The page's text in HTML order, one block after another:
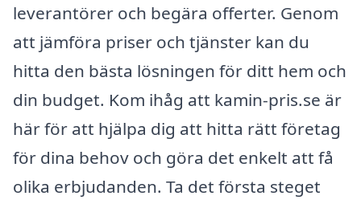
leverantörer och begära offerter. Genom
att jämföra priser och tjänster kan du
hitta den bästa lösningen för ditt hem och
din budget. Kom ihåg att kamin-pris.se är
här för att hjälpa dig att hitta rätt företag
för dina behov och göra det enkelt att få
olika erbjudanden. Ta det första steget